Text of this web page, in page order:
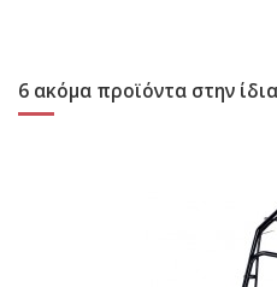
6 ακόμα προϊόντα στην